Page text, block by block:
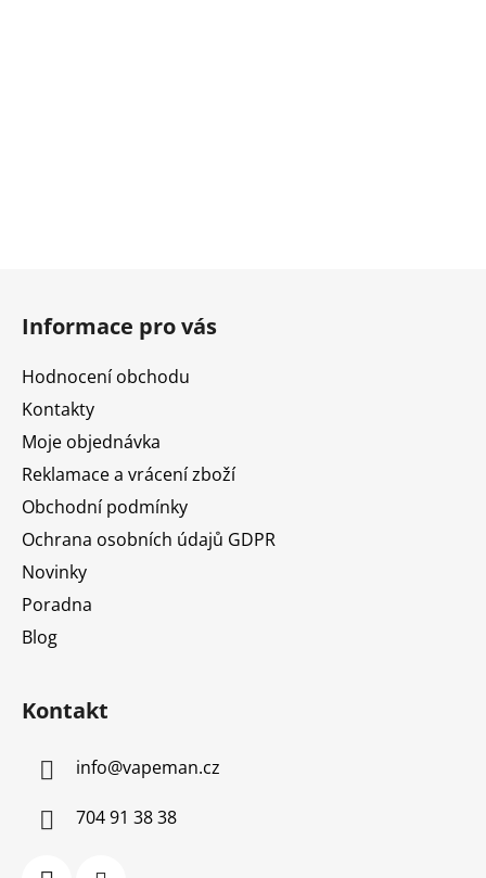
Informace pro vás
Hodnocení obchodu
Kontakty
Moje objednávka
Reklamace a vrácení zboží
Obchodní podmínky
Ochrana osobních údajů GDPR
Novinky
Poradna
Blog
Kontakt
info@vapeman.cz
704 91 38 38